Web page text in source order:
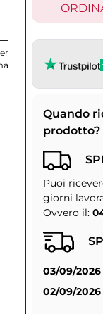
Quando
prodotto?
Puoi
giorni
Ovvero il:
03/09/2026
02/09/2026